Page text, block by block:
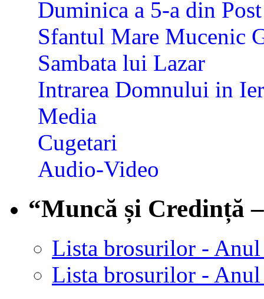
Duminica a 5-a din
Sfantul Mare Mucenic
Sambata lui Lazar
Intrarea Domnului in
Media
Cugetari
Audio-Video
“Muncă și Credință
Lista brosurilor -
Lista brosurilor -